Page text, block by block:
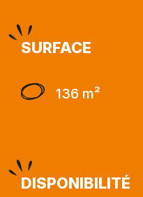
SURFACE
136 m²
DISPONIBILITÉ